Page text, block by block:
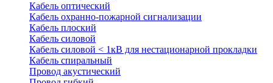
Кабель оптический
Кабель охранно-пожарной сигнализации
Кабель плоский
Кабель силовой
Кабель силовой < 1кВ для нестационарной прокладки
Кабель спиральный
Провод акустический